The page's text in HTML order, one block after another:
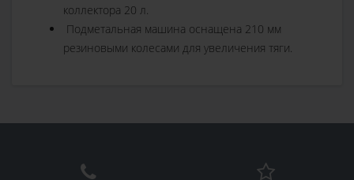
коллектора 20 л.
Подметальная машина оснащена 210 мм
резиновыми колесами для увеличения тяги.